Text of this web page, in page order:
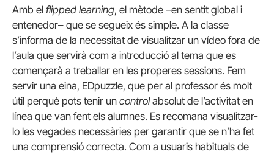
Amb el flipped learning, el mètode –en sentit global i
entenedor– que se segueix és simple. A la classe
s’informa de la necessitat de visualitzar un vídeo fora de
l’aula que servirà com a introducció al tema que es
començarà a treballar en les properes sessions. Fem
servir una eina, EDpuzzle, que per al professor és molt
útil perquè pots tenir un controlabsolut de l’activitat en
línea que van fent els alumnes. Es recomana visualitzar-
lo les vegades necessàries per garantir que se n’ha fet
una comprensió correcta. Com a usuaris habituals de